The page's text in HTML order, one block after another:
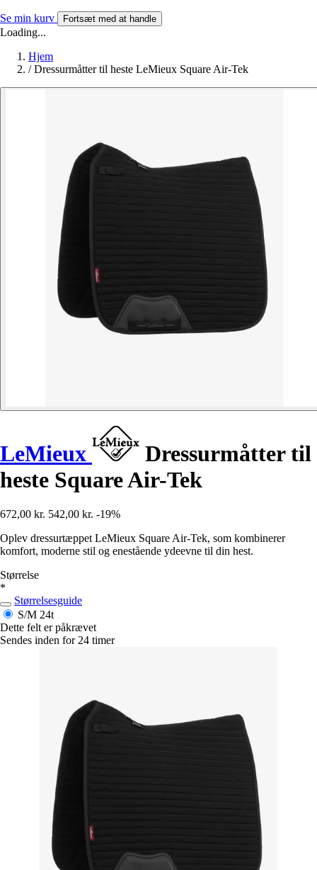
Se min kurv Fortsæt med at handle
Loading...
Hjem
/ Dressurmåtter til heste LeMieux Square Air-Tek
LeMieux
Dressurmåtter til
heste Square Air-Tek
672,00 kr. 542,00 kr. -19%
Oplev dressurtæppet LeMieux Square Air-Tek, som kombinerer
komfort, moderne stil og enestående ydeevne til din hest.
Størrelse
*
Størrelsesguide
S/M 24t
Dette felt er påkrævet
Sendes inden for 24 timer